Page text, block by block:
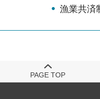
漁業共済
PAGE TOP